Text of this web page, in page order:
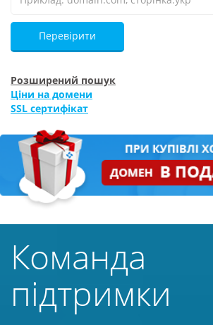
Перевірити
Розширений пошук
Ціни на домени
SSL сертифікат
Команда
підтримки